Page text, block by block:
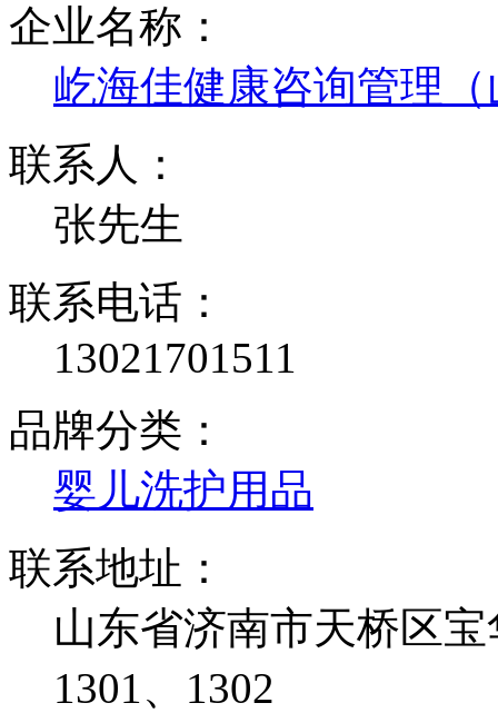
企业名称：
屹海佳健康咨询管理
联系人：
张先生
联系电话：
13021701511
品牌分类：
婴儿洗护用品
联系地址：
山东省济南市天桥区
1301、1302